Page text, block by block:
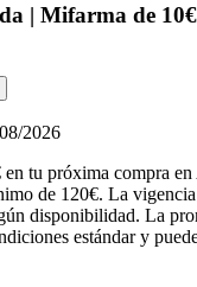
| Mifarma de
2026
en tu próxima compra
de 120€. La
disponibilidad. La
estándar y